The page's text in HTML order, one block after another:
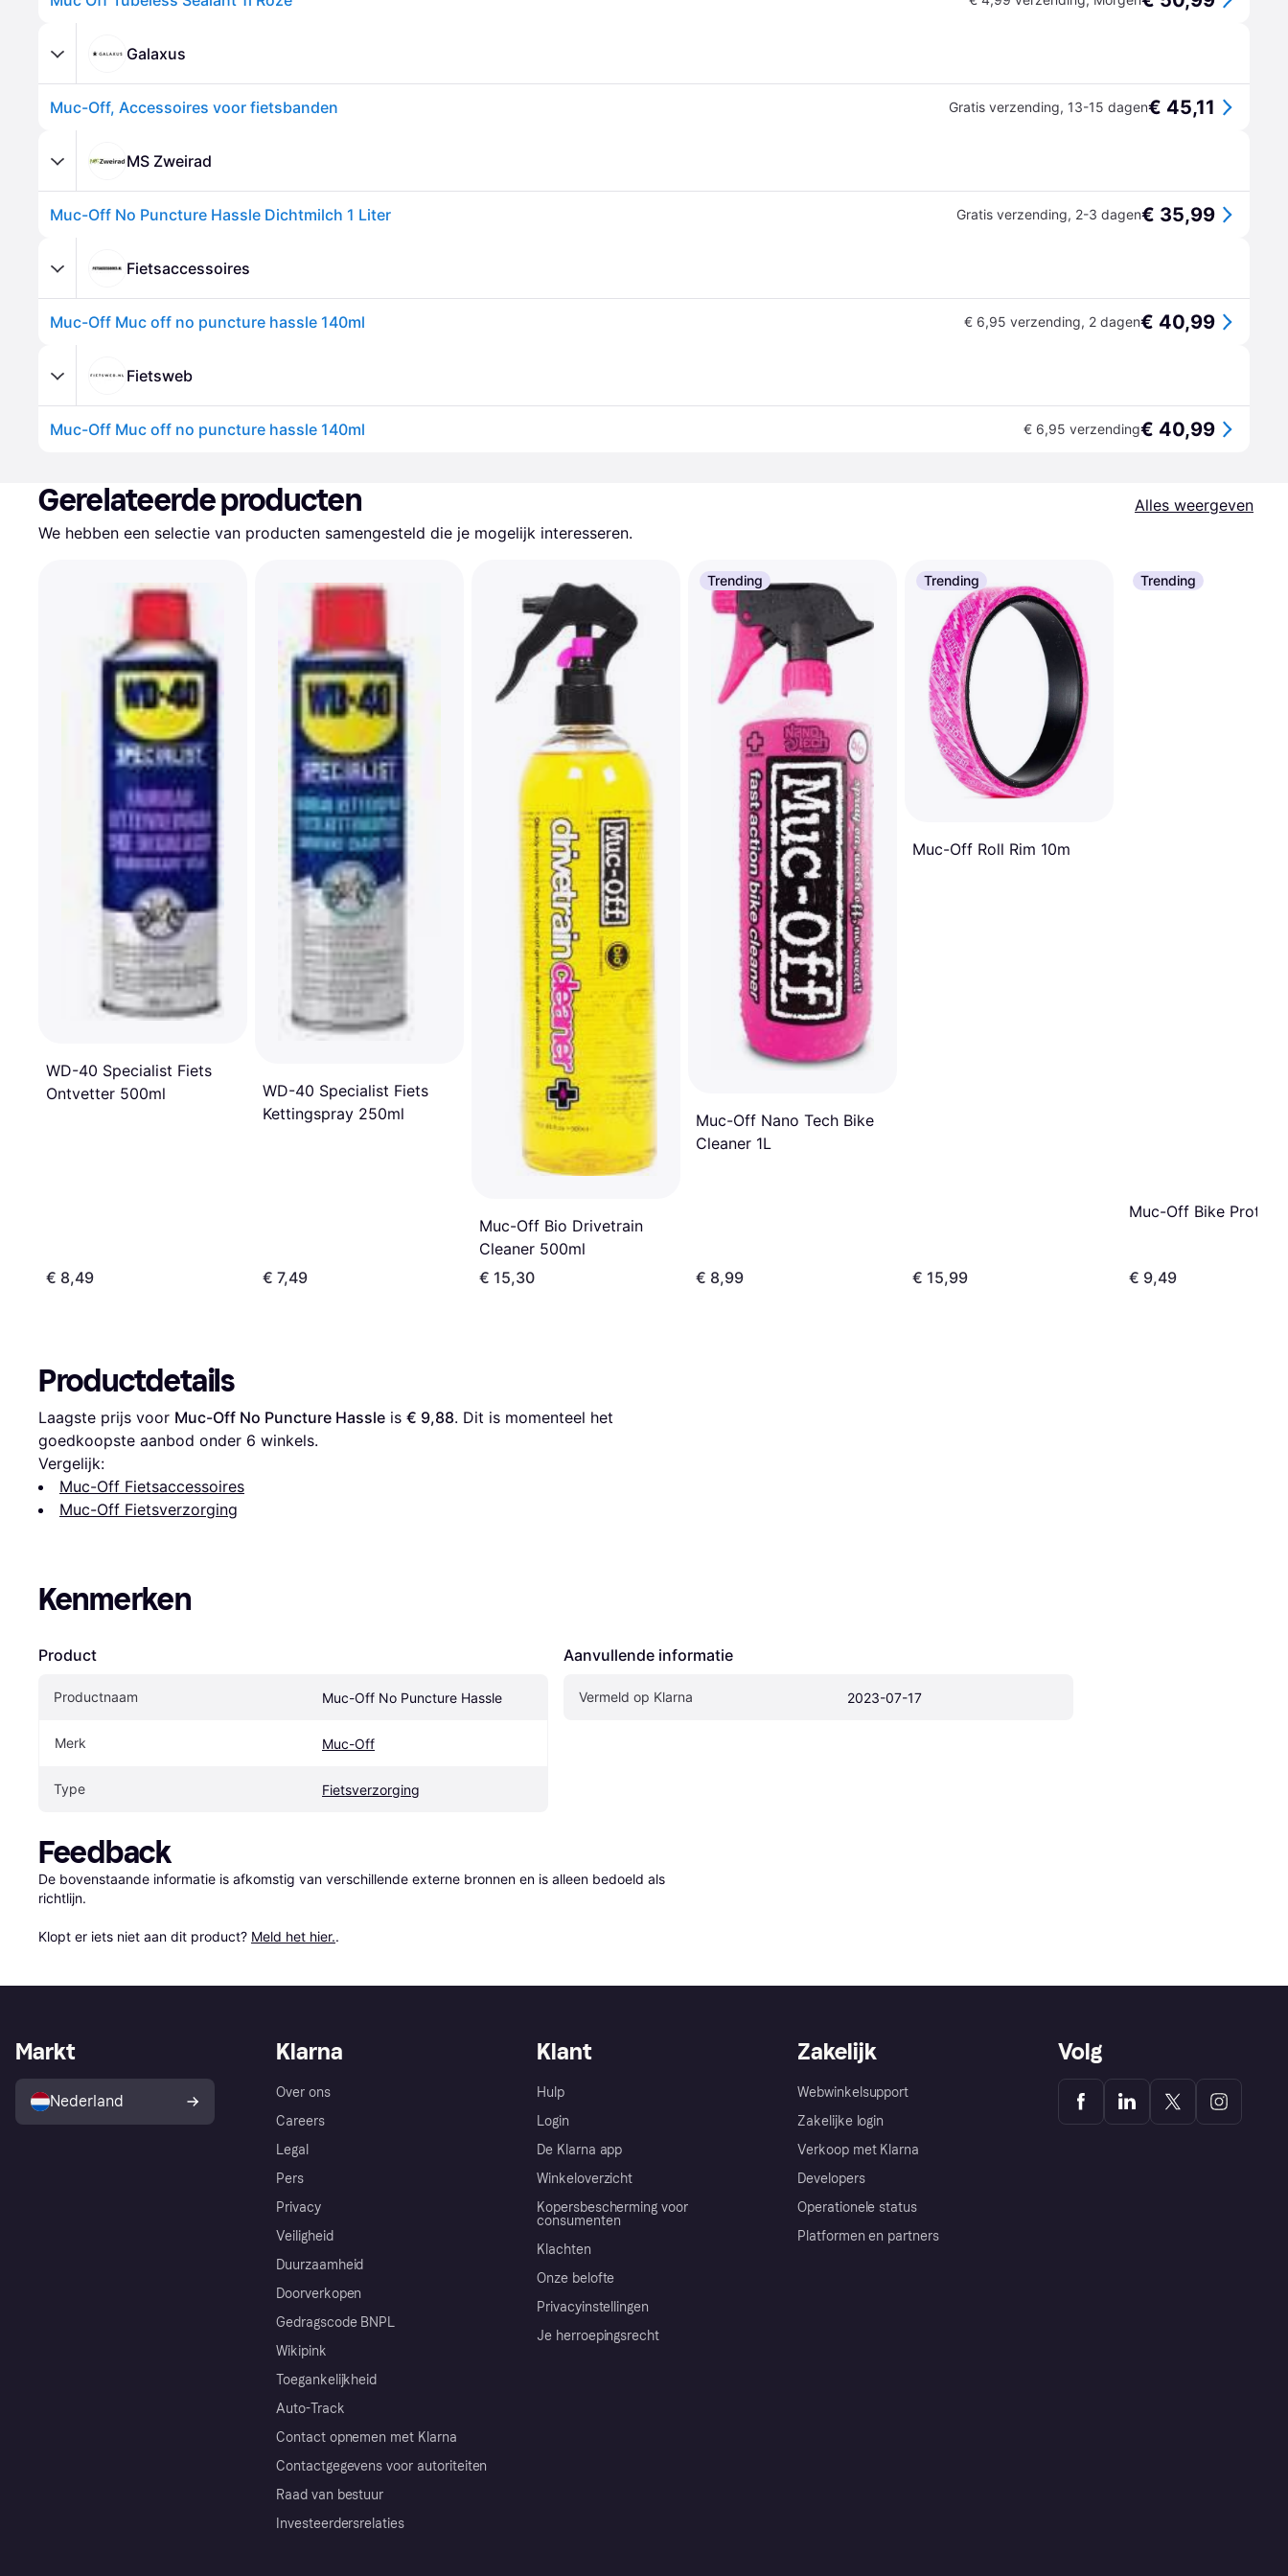
Galaxus
Muc-Off, Accessoires voor fietsbanden Gratis verzending, 13-15 dagen€ 45,11
MS Zweirad
Muc-Off No Puncture Hassle Dichtmilch 1 Liter Gratis verzending, 2-3 dagen€ 35,99
Fietsaccessoires
Muc-Off Muc off no puncture hassle 140ml € 6,95 verzending, 2 dagen€ 40,99
Fietsweb
Muc-Off Muc off no puncture hassle 140ml € 6,95 verzending€ 40,99
Gerelateerde producten
Alles weergeven
We hebben een selectie van producten samengesteld die je mogelijk interesseren.
WD-40 Specialist Fiets
Ontvetter 500ml
€ 8,49
WD-40 Specialist Fiets
Kettingspray 250ml
€ 7,49
Muc-Off Bio Drivetrain
Cleaner 500ml
€ 15,30
Trending
Muc-Off Nano Tech Bike
Cleaner 1L
€ 8,99
Trending
Muc-Off Roll Rim 10m
€ 15,99
Trending
Muc-Off Bike Protect
€ 9,49
Productdetails
Laagste prijs voor Muc-Off No Puncture Hassle is € 9,88. Dit is momenteel het
goedkoopste aanbod onder 6 winkels.
Vergelijk:
Muc-Off Fietsaccessoires
Muc-Off Fietsverzorging
Kenmerken
Product
Productnaam Muc-Off No Puncture Hassle
Merk Muc-Off
Type Fietsverzorging
Aanvullende informatie
Vermeld op Klarna 2023-07-17
Feedback
De bovenstaande informatie is afkomstig van verschillende externe bronnen en is alleen bedoeld als
richtlijn.
Klopt er iets niet aan dit product? Meld het hier..
Klarna
Over ons
Careers
Legal
Pers
Privacy
Veiligheid
Duurzaamheid
Doorverkopen
Gedragscode BNPL
Wikipink
Toegankelijkheid
Auto-Track
Contact opnemen met Klarna
Contactgegevens voor autoriteiten
Raad van bestuur
Investeerdersrelaties
Klant
Hulp
Login
De Klarna app
Winkeloverzicht
Kopersbescherming voor
consumenten
Klachten
Onze belofte
Privacyinstellingen
Je herroepingsrecht
Zakelijk
Webwinkelsupport
Zakelijke login
Verkoop met Klarna
Developers
Operationele status
Platformen en partners
Markt
Nederland
Volg